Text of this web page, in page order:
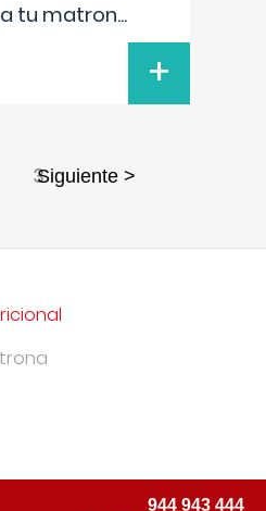
tu matron...
+
3Siguiente >
944 943 444